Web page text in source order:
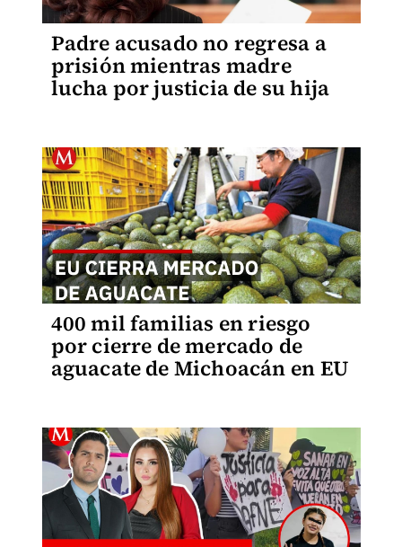
Padre acusado no regresa a
prisión mientras madre
lucha por justicia de su hija
400 mil familias en riesgo
por cierre de mercado de
aguacate de Michoacán en EU